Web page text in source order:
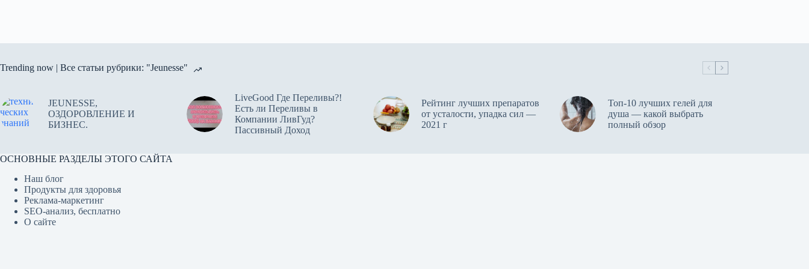
Trending now | Все статьи рубрики: "Jeunesse"
JEUNESSE,
ОЗДОРОВЛЕНИЕ И
БИЗНЕС.
LiveGood Где Переливы?!
Есть ли Переливы в
Компании ЛивГуд?
Пассивный Доход
Рейтинг лучших препаратов
от усталости, упадка сил —
2021 г
Топ-10 лучших гелей для
душа — какой выбрать
полный обзор
ОСНОВНЫЕ РАЗДЕЛЫ ЭТОГО САЙТА
Наш блог
Продукты для здоровья
Реклама-маркетинг
SEO-анализ, бесплатно
О сайте